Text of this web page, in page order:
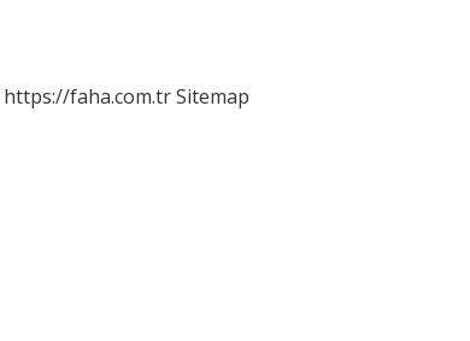
https://faha.com.trSitemap